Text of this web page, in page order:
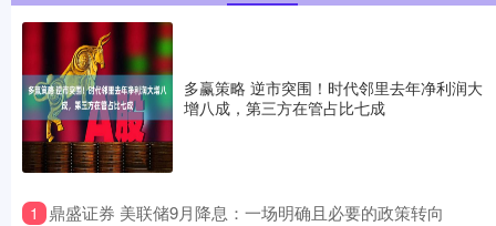
多赢策略 逆市突围！时代邻里去年净利润大
增八成，第三方在管占比七成
1 ​鼎盛证券 美联储9月降息：一场明确且必要的政策转向